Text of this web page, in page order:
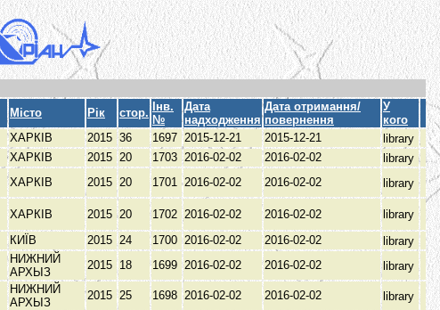
Місто Рік стор.
Інв.
№
Дата
надходження
Дата отримання/
повернення
У
кого
ХАРКІВ 2015 36 1697 2015-12-21 2015-12-21
library
ХАРКІВ 2015 20 1703 2016-02-02 2016-02-02
library
ХАРКІВ 2015 20 1701 2016-02-02 2016-02-02 library
ХАРКІВ 2015 20 1702 2016-02-02 2016-02-02
library
КИЇВ 2015 24 1700 2016-02-02 2016-02-02
library
НИЖНИЙ
АРХЫЗ
2015 18 1699 2016-02-02 2016-02-02 library
НИЖНИЙ
АРХЫЗ
2015 25 1698 2016-02-02 2016-02-02 library